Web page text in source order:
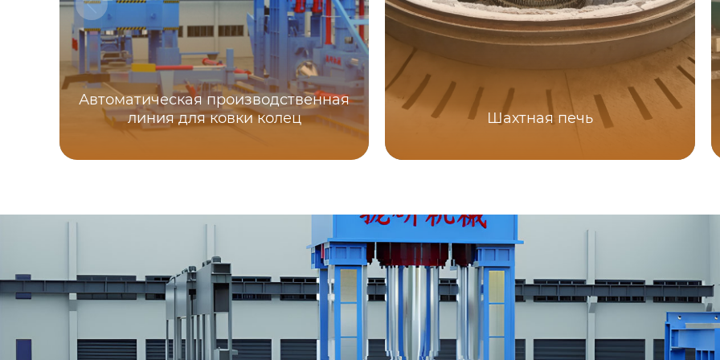
Автоматическая производственная
линия для ковки колец
Шахтная печь